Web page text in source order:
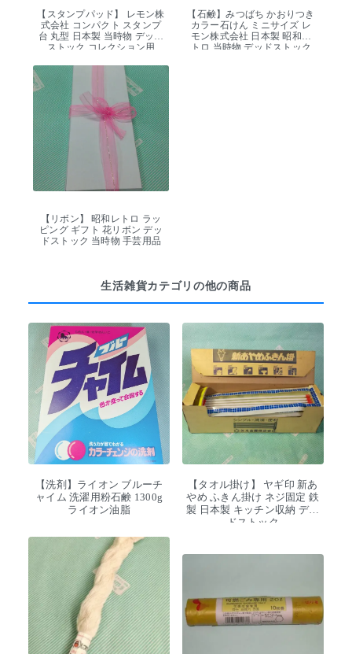
【スタンプパッド】 レモン株
式会社 コンパクト スタンプ
台 丸型 日本製 当時物 デッド
ストック コレクション用
【石鹸】みつばち かおりつき
カラー石けん ミニサイズ レ
モン株式会社 日本製 昭和レ
トロ 当時物 デッドストック
【リボン】 昭和レトロ ラッ
ピング ギフト 花リボン デッ
ドストック 当時物 手芸用品
生活雑貨カテゴリの他の商品
【洗剤】ライオン ブルーチ
ャイム 洗濯用粉石鹸 1300g
ライオン油脂
【タオル掛け】 ヤギ印 新あ
やめ ふきん掛け ネジ固定 鉄
製 日本製 キッチン収納 デッ
ドストック